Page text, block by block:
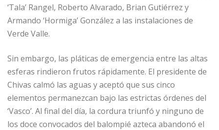
‘Tala’ Rangel, Roberto Alvarado, Brian Gutiérrez y
Armando ‘Hormiga’ González a las instalaciones de
Verde Valle.
Sin embargo, las pláticas de emergencia entre las altas
esferas rindieron frutos rápidamente. El presidente de
Chivas calmó las aguas y aceptó que sus cinco
elementos permanezcan bajo las estrictas órdenes del
‘Vasco’. Al final del día, la cordura triunfó y ninguno de
los doce convocados del balompié azteca abandonó el